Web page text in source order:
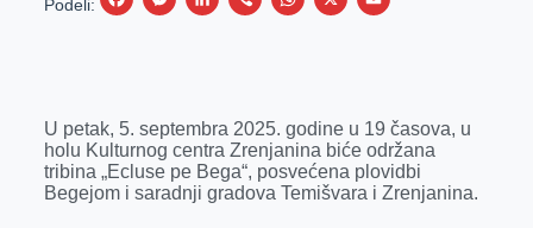
Podeli:
b
o
o
e
n
g
e
d
I
r
s
A
p
l
U petak, 5. septembra 2025. godine u 19 časova, u
holu Kulturnog centra Zrenjanina biće održana
tribina „Ecluse pe Bega“, posvećena plovidbi
Begejom i saradnji gradova Temišvara i Zrenjanina.